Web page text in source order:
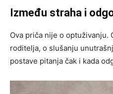
Između straha i
Ova priča nije o optuživanju.
roditelja, o slušanju
postave pitanja čak i kada